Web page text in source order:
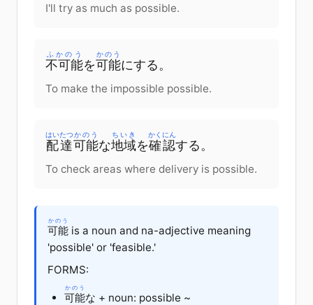
I'll try as much as possible.
不可能
ふかのう
を可能
かのう
にする 。
To make the impossible possible.
配達
はいたつ
可能
かのう
な地域
ちいき
を確認
かくにん
する 。
To check areas where delivery is possible.
可能
かのう
is a noun and na-adjective meaning
'possible' or 'feasible.'
FORMS:
可能
かのう
な + noun: possible ~